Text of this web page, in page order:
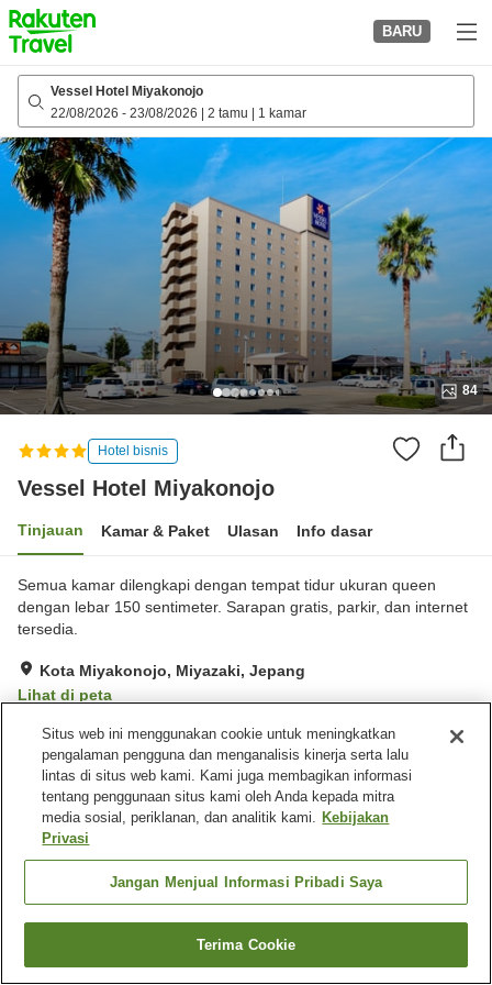
to
top
page
BARU
Vessel Hotel Miyakonojo
22/08/2026 - 23/08/2026 2 tamu 1 kamar
84
Hotel bisnis
Vessel Hotel Miyakonojo
Tinjauan Kamar & Paket Ulasan Info dasar
Semua kamar dilengkapi dengan tempat tidur ukuran queen
dengan lebar 150 sentimeter. Sarapan gratis, parkir, dan internet
tersedia.
Kota Miyakonojo, Miyazaki, Jepang
Lihat di peta
Hebat Ulasan:640
Fasilitas properti
Tempat parkir
Spa / Salon kecantikan
Lounge
Beranda Jepang Miyazaki
Kota Miyakonojo
Vessel Hotel Miyakonojo
Cari kamar
Situs web ini menggunakan cookie untuk meningkatkan
pengalaman pengguna dan menganalisis kinerja serta lalu
lintas di situs web kami. Kami juga membagikan informasi
tentang penggunaan situs kami oleh Anda kepada mitra
media sosial, periklanan, dan analitik kami. Kebijakan
Privasi
Jangan Menjual Informasi Pribadi Saya
Terima Cookie